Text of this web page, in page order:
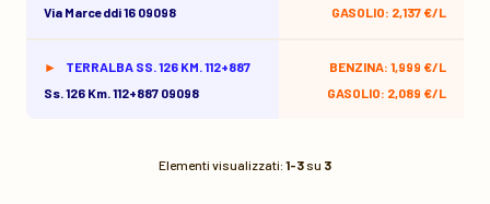
Via Marceddi 16 09098
GASOLIO: 2,137 €/L
TERRALBA SS. 126 KM. 112+887
Ss. 126 Km. 112+887 09098
BENZINA: 1,999 €/L
GASOLIO: 2,089 €/L
Elementi visualizzati: 1-3su 3